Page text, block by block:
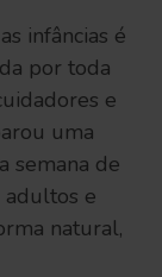
infâncias é
por toda
e
uma
semana de
adultos e
natural,